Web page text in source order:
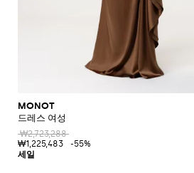
MONOT
드레스 여성
₩2,723,288
₩1,225,483
-55%